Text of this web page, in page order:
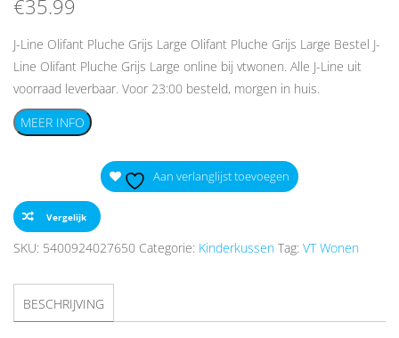
€35.99
J-Line Olifant Pluche Grijs Large Olifant Pluche Grijs Large Bestel J-
Line Olifant Pluche Grijs Large online bij vtwonen. Alle J-Line uit
voorraad leverbaar. Voor 23:00 besteld, morgen in huis.
MEER INFO
Aan verlanglijst toevoegen
Vergelijk
SKU: 5400924027650 Categorie: Kinderkussen Tag: VT Wonen
BESCHRIJVING